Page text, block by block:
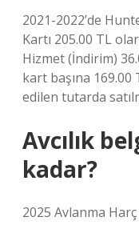
2021-2022’de
Kartı 205.00 TL
Hizmet (İndirim)
kart başına
edilen tutarda
Avcılık
kadar?
2025 Avlanma